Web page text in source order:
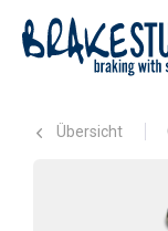
Übersicht